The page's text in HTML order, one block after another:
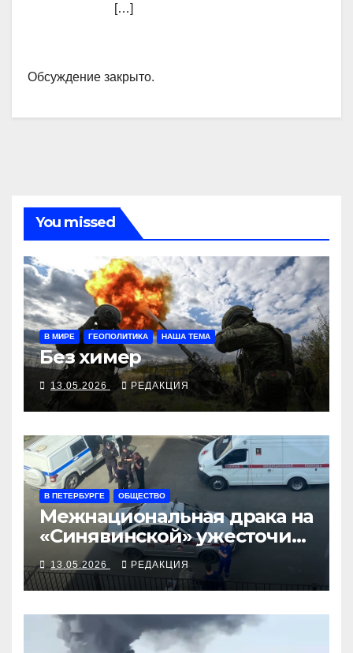
[…]
Обсуждение закрыто.
You missed
В МИРЕ ГЕОПОЛИТИКА НАША ТЕМА
Без химер
13.05.2026 РЕДАКЦИЯ
В ПЕТЕРБУРГЕ ОБЩЕСТВО
Межнациональная драка на
«Синявинской» ужесточит
миграционный контроль
13.05.2026 РЕДАКЦИЯ